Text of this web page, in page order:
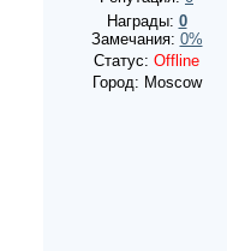
Награды: 0
Замечания: 0%
Статус: Offline
Город: Moscow